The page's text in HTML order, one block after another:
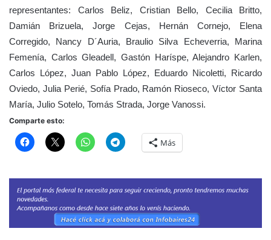
representantes: Carlos Beliz, Cristian Bello, Cecilia Britto,
Damián Brizuela, Jorge Cejas, Hernán Cornejo, Elena
Corregido, Nancy D´Auria, Braulio Silva Echeverria, Marina
Femenía, Carlos Gleadell, Gastón Haríspe, Alejandro Karlen,
Carlos López, Juan Pablo López, Eduardo Nicoletti, Ricardo
Oviedo, Julia Perié, Sofía Prado, Ramón Rioseco, Víctor Santa
María, Julio Sotelo, Tomás Strada, Jorge Vanossi.
Comparte esto:
Más